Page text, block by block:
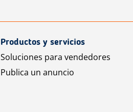
Productos y servicios
Soluciones para vendedores
Publica un anuncio